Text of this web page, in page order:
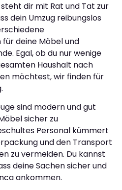
dir mit Rat und Tat zur
dein Umzug reibungslos
deine Möbel und
Egal, ob du nur wenige
Haushalt nach
möchtest, wir finden für
sind modern und gut
sicher zu
Personal kümmert
und den Transport
zu vermeiden. Du kannst
deine Sachen sicher und
ankommen.